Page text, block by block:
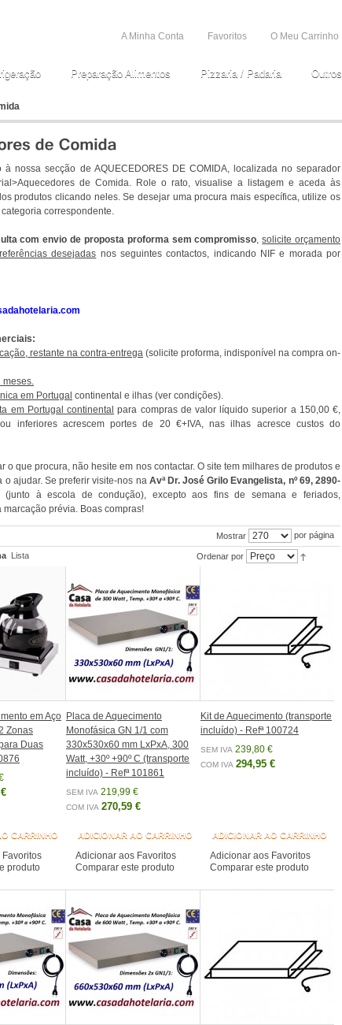
A Minha Conta Favoritos O Meu Carrinho
Preparação Alimentos Pizzaria / Padaria Outros
à nossa secção de AQUECEDORES DE COMIDA, localizada no separador
de Comida. Role o rato, visualise a listagem e aceda às
produtos clicando neles. Se desejar uma procura mais específica, utilize os
correspondente.
com envio de proposta proforma sem compromisso,solicite orçamento
desejadas nos seguintes contactos, indicando NIF e morada por
restante na contra-entrega (solicite proforma, indisponível na compra on-
meses.
em Portugal continental e ilhas (ver condições).
em Portugal continental para compras de valor líquido superior a 150,00 €,
inferiores acrescem portes de 20 €+IVA, nas ilhas acresce custos do
o que procura, não hesite em nos contactar. O site tem milhares de produtos e
o ajudar. Se preferir visite-nos na Avª Dr. José Grilo Evangelista, nº 69, 2890-
(junto à escola de condução), excepto aos fins de semana e feriados,
marcação prévia. Boas compras!
Mostrar por página
Lista Ordenar por
em Aço
Zonas
Duas
CARRINHO
produto
Placa de Aquecimento
Monofásica GN 1/1 com
330x530x60 mm LxPxA, 300
Watt, +30º +90º C (transporte
incluído) - Refª 101861
SEM IVA 219,99 €
COM IVA 270,59 €
ADICIONAR AO CARRINHO
Adicionar aos Favoritos
Comparar este produto
Kit de Aquecimento (transporte
incluído) - Refª 100724
SEM IVA 239,80 €
COM IVA 294,95 €
ADICIONAR AO CARRINHO
Adicionar aos Favoritos
Comparar este produto